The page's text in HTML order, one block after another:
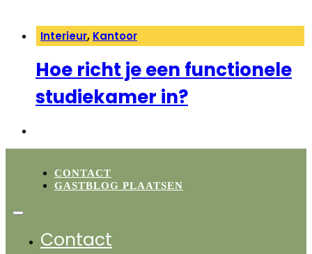
Interieur, Kantoor
Hoe richt je een functionele
studiekamer in?
CONTACT
GASTBLOG PLAATSEN
Contact